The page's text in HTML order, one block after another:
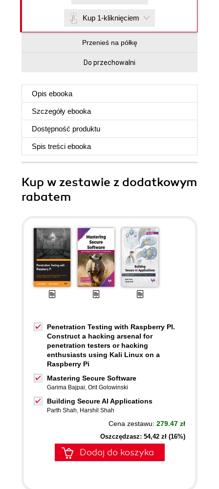
Kup 1-kliknięciem
Przenieś na półkę
Do przechowalni
Opis ebooka
Szczegóły ebooka
Dostępność produktu
Spis treści ebooka
Kup w zestawie z dodatkowym
rabatem
Penetration Testing with Raspberry PI.
Construct a hacking arsenal for
penetration testers or hacking
enthusiasts using Kali Linux on a
Raspberry Pi
Mastering Secure Software
Garima Bajpai, Orit Golowinski
Building Secure AI Applications
Parth Shah, Harshil Shah
Cena zestawu: 279.47 zł
Oszczędzasz: 54,42 zł (16%)
Dodaj do koszyka